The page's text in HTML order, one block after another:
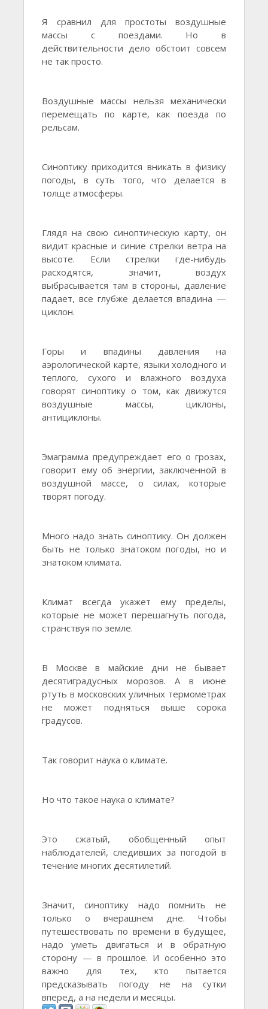
Я сравнил для простоты воздушные
массы с поездами. Но в
действительности дело обстоит совсем
не так просто.
Воздушные массы нельзя механически
перемещать по карте, как поезда по
рельсам.
Синоптику приходится вникать в физику
погоды, в суть того, что делается в
толще атмосферы.
Глядя на свою синоптическую карту, он
видит красные и синие стрелки ветра на
высоте. Если стрелки где-нибудь
расходятся, значит, воздух
выбрасывается там в стороны, давление
падает, все глубже делается впадина —
циклон.
Горы и впадины давления на
аэрологической карте, языки холодного и
теплого, сухого и влажного воздуха
говорят синоптику о том, как движутся
воздушные массы, циклоны,
антициклоны.
Эмаграмма предупреждает его о грозах,
говорит ему об энергии, заключенной в
воздушной массе, о силах, которые
творят погоду.
Много надо знать синоптику. Он должен
быть не только знатоком погоды, но и
знатоком климата.
Климат всегда укажет ему пределы,
которые не может перешагнуть погода,
странствуя по земле.
В Москве в майские дни не бывает
десятиградусных морозов. А в июне
ртуть в московских уличных термометрах
не может подняться выше сорока
градусов.
Так говорит наука о климате.
Но что такое наука о климате?
Это сжатый, обобщенный опыт
наблюдателей, следивших за погодой в
течение многих десятилетий.
Значит, синоптику надо помнить не
только о вчерашнем дне. Чтобы
путешествовать по времени в будущее,
надо уметь двигаться и в обратную
сторону — в прошлое. И особенно это
важно для тех, кто пытается
предсказывать погоду не на сутки
вперед, а на недели и месяцы.